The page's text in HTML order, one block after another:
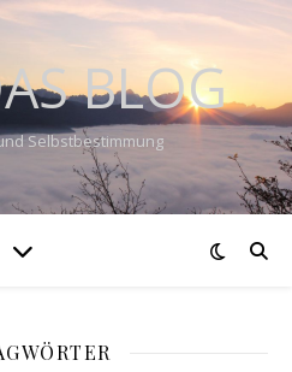
BLOG
Selbstbestimmung